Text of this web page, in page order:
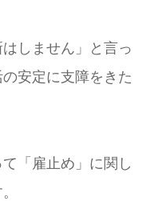
しません」と言っ
安定に支障をきた
「雇止め」に関し